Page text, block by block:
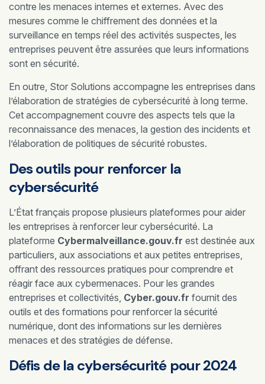
contre les menaces internes et externes. Avec des
mesures comme le chiffrement des données et la
surveillance en temps réel des activités suspectes, les
entreprises peuvent être assurées que leurs informations
sont en sécurité.
En outre, Stor Solutions accompagne les entreprises dans
l’élaboration de stratégies de cybersécurité à long terme.
Cet accompagnement couvre des aspects tels que la
reconnaissance des menaces, la gestion des incidents et
l’élaboration de politiques de sécurité robustes.
Des outils pour renforcer la
cybersécurité
L’État français propose plusieurs plateformes pour aider
les entreprises à renforcer leur cybersécurité. La
plateforme Cybermalveillance.gouv.fr est destinée aux
particuliers, aux associations et aux petites entreprises,
offrant des ressources pratiques pour comprendre et
réagir face aux cybermenaces. Pour les grandes
entreprises et collectivités, Cyber.gouv.fr fournit des
outils et des formations pour renforcer la sécurité
numérique, dont des informations sur les dernières
menaces et des stratégies de défense.
Défis de la cybersécurité pour 2024